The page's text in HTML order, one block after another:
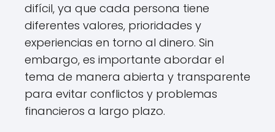
difícil, ya que cada persona tiene
diferentes valores, prioridades y
experiencias en torno al dinero. Sin
embargo, es importante abordar el
tema de manera abierta y transparente
para evitar conflictos y problemas
financieros a largo plazo.